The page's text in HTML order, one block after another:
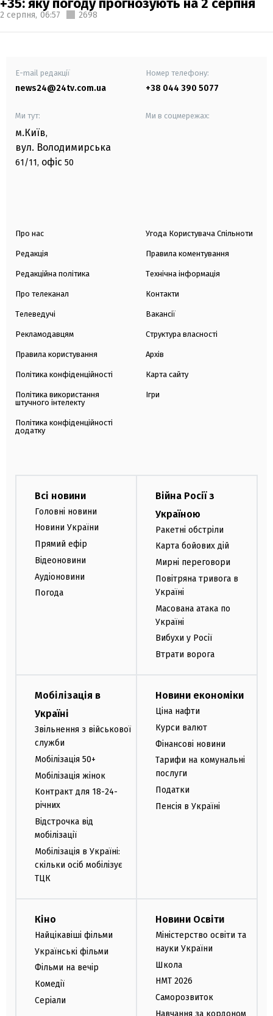
2 серпня, 06:57 2698
E-mail редакції
news24@24tv.com.ua
Номер телефону:
+38 044 390 5077
Ми тут:
м.Київ,
вул. Володимирська
61/11, офіс 50
Ми в соцмережах:
Про нас
Редакція
Редакційна політика
Про телеканал
Телеведучі
Рекламодавцям
Правила користування
Політика конфіденційності
Політика використання
штучного інтелекту
Політика конфіденційності
додатку
Угода Користувача Спільноти
Правила коментування
Технічна інформація
Контакти
Вакансії
Структура власності
Архів
Карта сайту
Ігри
Всі новини
Головні новини
Новини України
Прямий ефір
Відеоновини
Аудіоновини
Погода
Війна Росії з
Україною
Ракетні обстріли
Карта бойових дій
Мирні переговори
Повітряна тривога в
Україні
Масована атака по
Україні
Вибухи у Росії
Втрати ворога
Мобілізація в
Україні
Звільнення з військової
служби
Мобілізація 50+
Мобілізація жінок
Контракт для 18-24-
річних
Відстрочка від
мобілізації
Мобілізація в Україні:
скільки осіб мобілізує
ТЦК
Новини економіки
Ціна нафти
Курси валют
Фінансові новини
Тарифи на комунальні
послуги
Податки
Пенсія в Україні
Кіно
Найцікавіші фільми
Українські фільми
Фільми на вечір
Комедії
Серіали
Новини Освіти
Міністерство освіти та
науки України
Школа
НМТ 2026
Саморозвиток
Навчання за кордоном